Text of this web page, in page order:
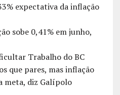
expectativa da inflação
sobe 0,41% em junho,
Trabalho do BC
que pares, mas inflação
meta, diz Galípolo